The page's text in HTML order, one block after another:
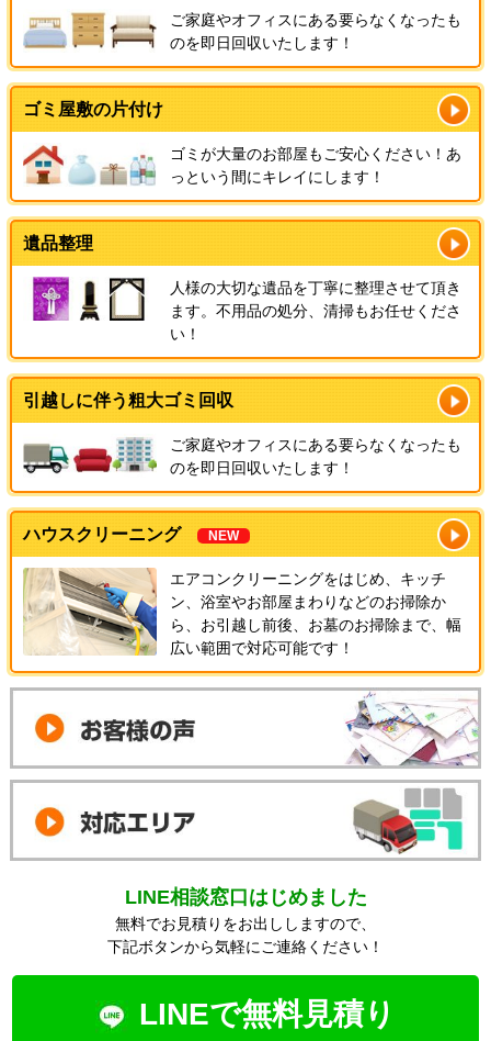
ご家庭やオフィスにある要らなくなったも
のを即日回収いたします！
ゴミ屋敷の片付け
ゴミが大量のお部屋もご安心ください！あ
っという間にキレイにします！
遺品整理
人様の大切な遺品を丁寧に整理させて頂き
ます。不用品の処分、清掃もお任せくださ
い！
引越しに伴う粗大ゴミ回収
ご家庭やオフィスにある要らなくなったも
のを即日回収いたします！
ハウスクリーニング NEW
エアコンクリーニングをはじめ、キッチ
ン、浴室やお部屋まわりなどのお掃除か
ら、お引越し前後、お墓のお掃除まで、幅
広い範囲で対応可能です！
LINE相談窓口はじめました
無料でお見積りをお出ししますので、
下記ボタンから気軽にご連絡ください！
LINEで無料見積り